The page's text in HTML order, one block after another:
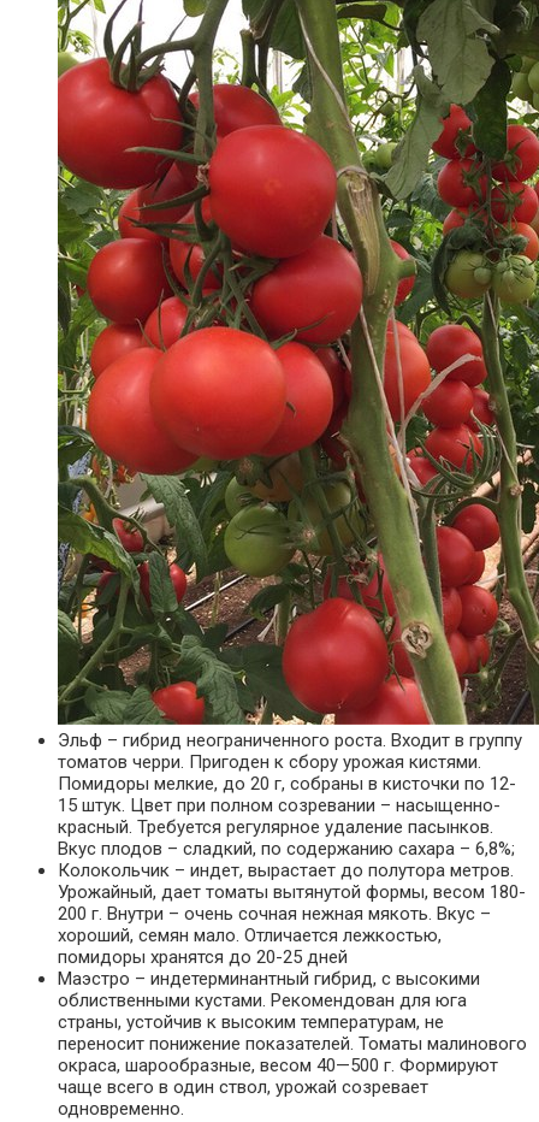
Эльф – гибрид неограниченного роста. Входит в группу
томатов черри. Пригоден к сбору урожая кистями.
Помидоры мелкие, до 20 г, собраны в кисточки по 12-
15 штук. Цвет при полном созревании – насыщенно-
красный. Требуется регулярное удаление пасынков.
Вкус плодов – сладкий, по содержанию сахара – 6,8%;
Колокольчик – индет, вырастает до полутора метров.
Урожайный, дает томаты вытянутой формы, весом 180-
200 г. Внутри – очень сочная нежная мякоть. Вкус –
хороший, семян мало. Отличается лежкостью,
помидоры хранятся до 20-25 дней
Маэстро – индетерминантный гибрид, с высокими
облиственными кустами. Рекомендован для юга
страны, устойчив к высоким температурам, не
переносит понижение показателей. Томаты малинового
окраса, шарообразные, весом 40—500 г. Формируют
чаще всего в один ствол, урожай созревает
одновременно.